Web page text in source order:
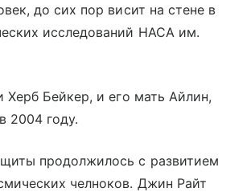
до сих пор висит на стене в
исследований НАСА им.
Херб Бейкер, и его мать Айлин,
2004 году.
продолжилось с развитием
челноков. Джин Райт